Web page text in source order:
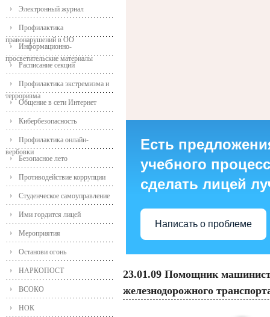
Электронный журнал
Профилактика
правонарушений в ОО
Информационно-
просветительские материалы
Расписание секций
Профилактика экстремизма и
терроризма
Общение в сети Интернет
Кибербезопасность
Профилактика онлайн-
вербовки
Безопасное лето
Противодействие коррупции
Студенческое самоуправление
Ими гордится лицей
Мероприятия
Останови огонь
НАРКОПОСТ
ВСОКО
НОК
Есть
учебного
сделать лицей
Написать о проблеме
23.01.09 Помощник
железнодорожного